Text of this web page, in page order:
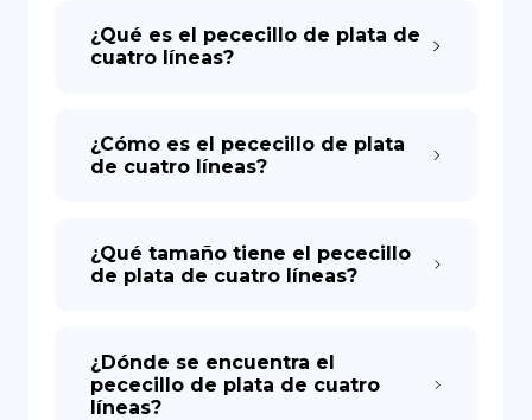
¿Qué es el pececillo de plata de
cuatro líneas?
¿Cómo es el pececillo de plata
de cuatro líneas?
¿Qué tamaño tiene el pececillo
de plata de cuatro líneas?
¿Dónde se encuentra el
pececillo de plata de cuatro
líneas?